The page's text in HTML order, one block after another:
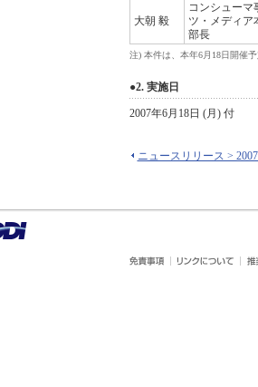
大朝 毅
コンシューマ
ツ・メディア
部長
注) 本件は、本年6月18日開催
●2. 実施日
2007年6月18日 (月) 付
ニュースリリース >